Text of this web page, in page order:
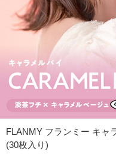
FLANMY フランミー キャ
(30枚入り)